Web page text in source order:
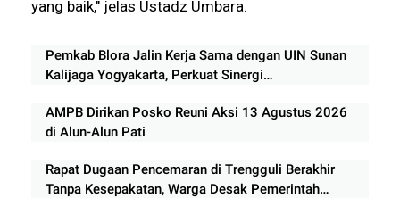
yang baik," jelas Ustadz Umbara.
‎Pemkab Blora Jalin Kerja Sama dengan UIN Sunan
Kalijaga Yogyakarta, Perkuat Sinergi
AMPB Dirikan Posko Reuni Aksi 13 Agustus 2026
di Alun-Alun Pati
Rapat Dugaan Pencemaran di Trengguli Berakhir
Tanpa Kesepakatan, Warga Desak Pemerintah